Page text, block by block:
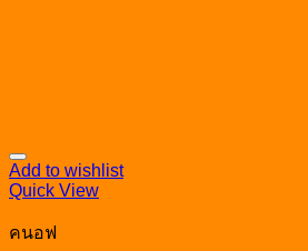
Add to wishlist
Quick View
คนอฟ